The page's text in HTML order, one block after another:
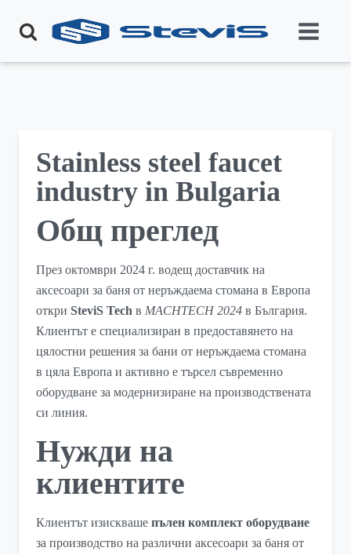
Stainless steel faucet
industry in Bulgaria
Общ преглед
През октомври 2024 г. водещ доставчик на
аксесоари за баня от неръждаема стомана в Европа
откриSteviS Tech в MACHTECH 2024 в България.
Клиентът е специализиран в предоставянето на
цялостни решения за бани от неръждаема стомана
в цяла Европа и активно е търсел съвременно
оборудване за модернизиране на производствената
си линия.
Нужди на
клиентите
Клиентът изисквашепълен комплект оборудване
за производство на различни аксесоари за баня от